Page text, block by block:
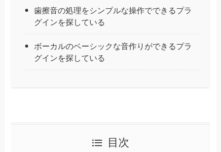
歯擦音の処理をシンプルな操作でできるプラ
グインを探している
ボーカルのベーシックな音作りができるプラ
グインを探している
目次